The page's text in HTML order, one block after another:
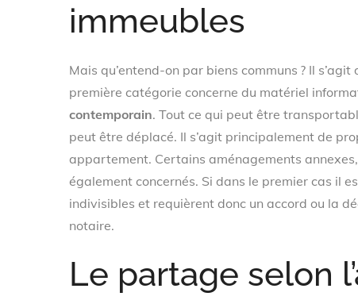
immeubles
Mais qu’entend-on par biens communs ? Il
première catégorie concerne du matériel
contemporain. Tout ce qui peut être
peut être déplacé. Il s’agit principalement de
appartement. Certains aménagements
également concernés. Si dans le premier cas il
indivisibles et requièrent donc un accord ou la
notaire.
Le partage selon